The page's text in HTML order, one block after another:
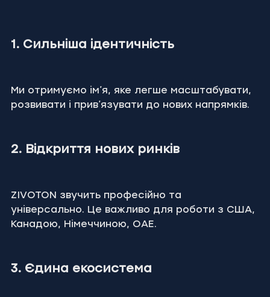
1. Сильніша ідентичність
Ми отримуємо ім’я, яке легше масштабувати,
розвивати і прив’язувати до нових напрямків.
2. Відкриття нових ринків
ZIVOTON звучить професійно та
універсально. Це важливо для роботи з США,
Канадою, Німеччиною, ОАЕ.
3. Єдина екосистема